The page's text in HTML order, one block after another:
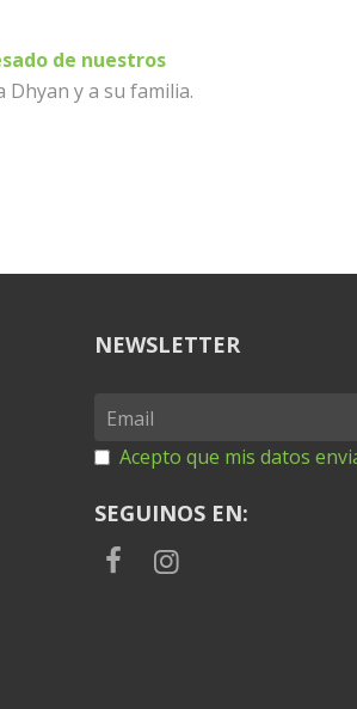
de nuestros
y a su familia.
NEWSLETTER
Acepto que mis datos
SEGUINOS EN: